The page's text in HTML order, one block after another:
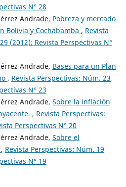
N° 28
Andrade, Pobreza y mercado
Bolivia y Cochabamba , Revista
(2012): Revista Perspectivas N°
Andrade, Bases para un Plan
, Revista Perspectivas: Núm. 23
N° 23
Andrade, Sobre la inflación
, Revista Perspectivas:
Perspectivas N° 20
Andrade, Sobre el
, Revista Perspectivas: Núm. 19
N° 19